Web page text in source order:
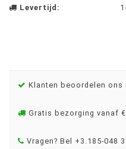
Levertijd:
Klanten beoordelen ons
Gratis bezorging vanaf
Vragen? Bel +3.185-048